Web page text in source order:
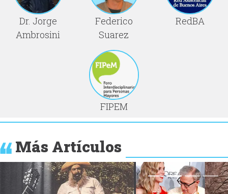
Dr. Jorge
Ambrosini
Federico
Suarez
RedBA
FIPEM
Más Artículos